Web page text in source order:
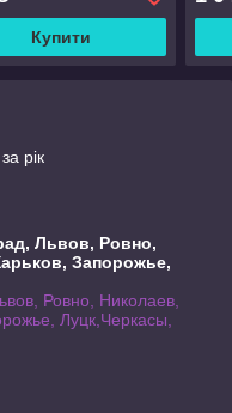
Купити
рік
Львов, Ровно,
Запорожье,
Ровно, Николаев,
Луцк,Черкасы,